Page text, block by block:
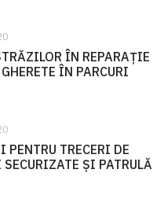
ÎN REPARAȚIE
ÎN PARCURI
PENTRU TRECERI DE
ȘI PATRULĂ